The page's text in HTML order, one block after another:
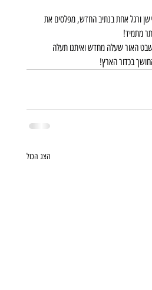
ורגל אחת בנתיב החדש, מפלסים את
מתמיד!
הלוחמים, שבט האור שעלה מחדש ואיתנו תעלה
בכדור הארץ!
הצג הכול